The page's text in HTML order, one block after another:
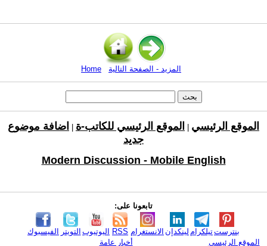
Home المزيد - الصفحة التالية
الموقع الرئيسي الموقع الرئيسي للكاتب-ة
اضافة موضوع
جديد
Modern Discussion - Mobile English
تابعونا على:
الفيسبوك التويتر اليوتيوب RSS الانستغرام لينكدإن تيلكرامبنترست
الموقع الرئيسي
أخبار عامة